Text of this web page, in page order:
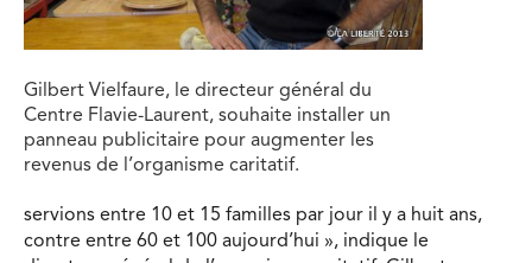
Gilbert Vielfaure, le directeur général du
Centre Flavie-Laurent, souhaite installer un
panneau publicitaire pour augmenter les
revenus de l’organisme caritatif.
servions entre 10 et 15 familles par jour il y a huit ans,
contre entre 60 et 100 aujourd’hui », indique le